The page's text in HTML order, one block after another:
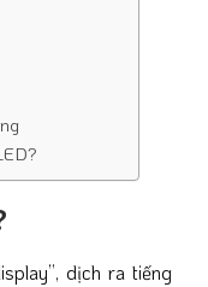
dịch ra tiếng